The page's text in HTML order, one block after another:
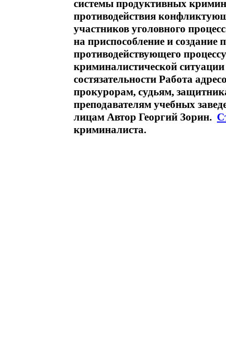
системы продуктивных
противодействия
участников уголовного
на приспособление и
противодействующего
криминалистической
состязательности Работа
прокурорам, судьям,
преподавателям учебных
лицам Автор Георгий Зорин.
криминалиста.